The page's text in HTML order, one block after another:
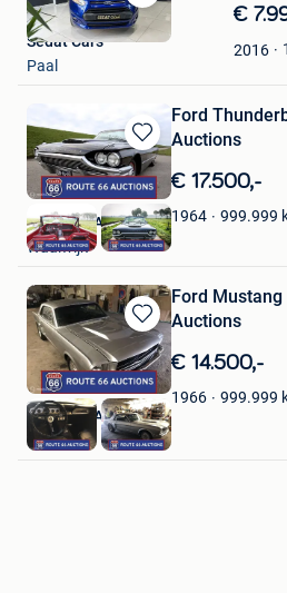
Bewaren
in
€
2016
Sedat Cars
Paal
Bewaren
in
Mijn
Favorieten
Ford
Auctions
€ 17.500,-
1964 999.999
Route 66 Auctions
Waalwijk
Bewaren
in
Mijn
Favorieten
Ford Mustang
Auctions
€ 14.500,-
1966 999.999
Route 66 Auctions
Waalwijk